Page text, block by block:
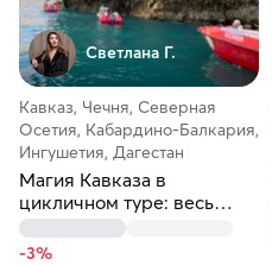
Светлана Г.
Кавказ, Чечня, Северная
Осетия, Кабардино-Балкария,
Ингушетия, Дагестан
Магия Кавказа в
цикличном туре: весь
север — одно
путешествие
-3%